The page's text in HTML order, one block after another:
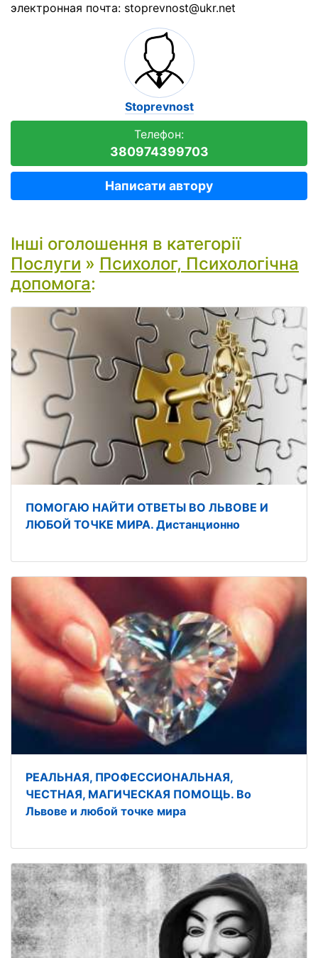
электронная почта: stoprevnost@ukr.net
Stoprevnost
Телефон:
380974399703
Написати автору
Інші оголошення в категорії
Послуги » Психолог, Психологічна
допомога:
ПОМОГАЮ НАЙТИ ОТВЕТЫ ВО ЛЬВОВЕ И
ЛЮБОЙ ТОЧКЕ МИРА. Дистанционно
РЕАЛЬНАЯ, ПРОФЕССИОНАЛЬНАЯ,
ЧЕСТНАЯ, МАГИЧЕСКАЯ ПОМОЩЬ. Во
Львове и любой точке мира